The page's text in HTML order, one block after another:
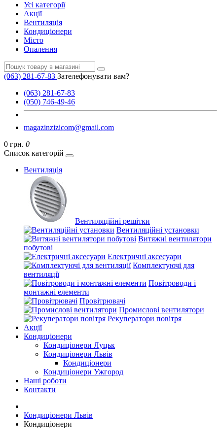
Усі категорії
Акції
Вентиляція
Кондиціонери
Місто
Опалення
(063) 281-67-83 Зателефонувати вам?
(063) 281-67-83
(050) 746-49-46
magazinzizicom@gmail.com
0 грн. 0
Список категорій
Вентиляція
Вентиляційні решітки
Вентиляційні установки
Витяжні вентилятори
побутові
Електричні аксесуари
Комплектуючі для
вентиляції
Повітроводи і
монтажні елементи
Провітрювачі
Промислові вентилятори
Рекуператори повітря
Акції
Кондиціонери
Кондиціонери Луцьк
Кондиціонери Львів
Кондиціонери
Кондиціонери Ужгород
Наші роботи
Контакти
Кондиціонери Львів
Кондиціонери